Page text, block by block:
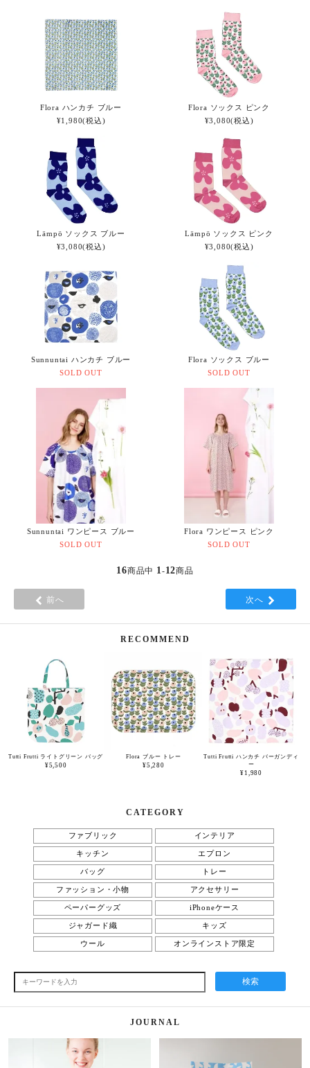
Flora ハンカチ ブルー
¥1,980(税込)
Flora ソックス ピンク
¥3,080(税込)
Lämpö ソックス ブルー
¥3,080(税込)
Lämpö ソックス ピンク
¥3,080(税込)
Sunnuntai ハンカチ ブルー
SOLD OUT
Flora ソックス ブルー
SOLD OUT
Sunnuntai ワンピース ブルー
SOLD OUT
Flora ワンピース ピンク
SOLD OUT
16商品中 1-12商品
前へ 次へ
RECOMMEND
Tutti Frutti ライトグリーン バッグ
¥5,500
Flora ブルー トレー
¥5,280
Tutti Frutti ハンカチ バーガンディ
ー
¥1,980
CATEGORY
ファブリック インテリア
キッチン エプロン
バッグ トレー
ファッション・小物 アクセサリー
ペーパーグッズ iPhoneケース
ジャガード織 キッズ
ウール オンラインストア限定
検索
JOURNAL